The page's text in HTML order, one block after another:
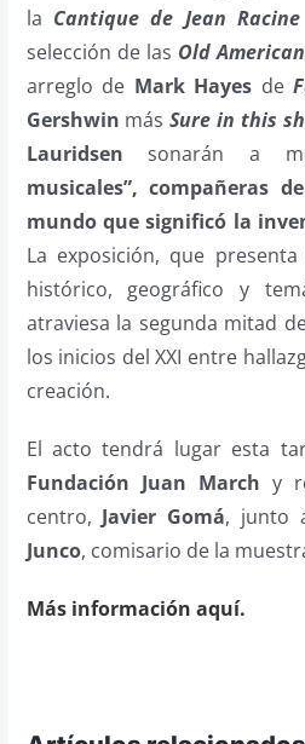
la Cantique de Jean
selección de las Old
arreglo de Mark Hayes de
Gershwin másSure in this
Lauridsen sonarán a
musicales”, compañeras
mundo que significó la
La exposición, que
histórico, geográfico y
atraviesa la segunda mitad
los inicios del XXI entre
creación.
El acto tendrá lugar esta
Fundación Juan March y
centro,Javier Gomá, junto
Junco, comisario de la
Más información aquí.